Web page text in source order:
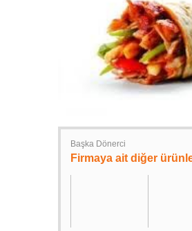
Başka Dönerci
Firmaya ait diğer